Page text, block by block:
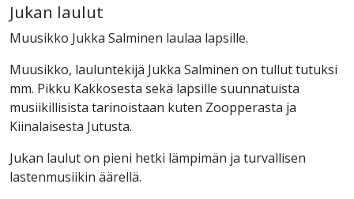
Jukan laulut
Muusikko Jukka Salminen laulaa lapsille.
Muusikko, lauluntekijä Jukka Salminen on tullut tutuksi
mm. Pikku Kakkosesta sekä lapsille suunnatuista
musiikillisista tarinoistaan kuten Zoopperasta ja
Kiinalaisesta Jutusta.
Jukan laulut on pieni hetki lämpimän ja turvallisen
lastenmusiikin äärellä.